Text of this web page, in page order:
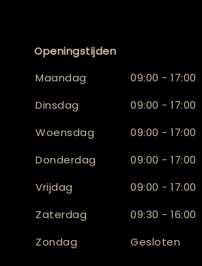
Openingstijden
Maandag
09:00 - 17:00
Dinsdag
09:00 - 17:00
Woensdag
09:00 - 17:00
Donderdag
09:00 - 17:00
Vrijdag
09:00 - 17:00
Zaterdag
09:30 - 16:00
Zondag
Gesloten